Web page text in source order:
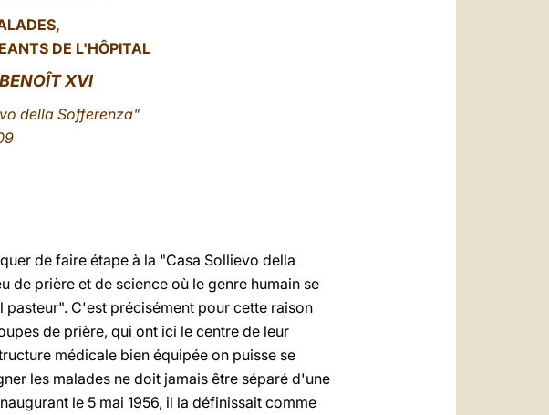
DE L'HÔPITAL
XVI
della Sofferenza"
de faire étape à la "Casa Sollievo della
de prière et de science où le genre humain se
C'est précisément pour cette raison
de prière, qui ont ici le centre de leur
médicale bien équipée on puisse se
les malades ne doit jamais être séparé d'une
le 5 mai 1956, il la définissait comme